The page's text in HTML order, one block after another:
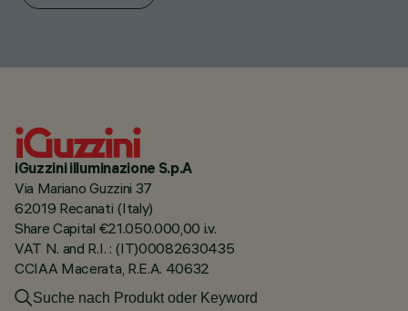
iGuzzini illuminazione S.p.A
Via Mariano Guzzini 37
62019 Recanati (Italy)
Share Capital €21.050.000,00 i.v.
VAT N. and R.I. : (IT)00082630435
CCIAA Macerata, R.E.A. 40632